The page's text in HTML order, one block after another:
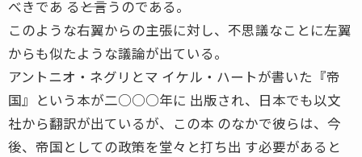
べきであ る――と言うのである。
このような右翼からの主張に対し、不思議なことに左翼
からも似たような議論が出ている。
アントニオ・ネグリとマ イケル・ハートが書いた『帝
国』という本が二○○○年に 出版され、日本でも以文
社から翻訳が出ているが、この本 のなかで彼らは、今
後、帝国としての政策を堂々と打ち出 す必要があると